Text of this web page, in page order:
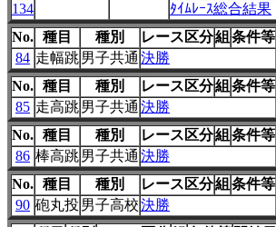
134
ﾀｲﾑﾚｰｽ総合結果
No. 種目 種別 レース区分組 条件等
84 走幅跳男子共通 決勝
No. 種目 種別 レース区分組 条件等
85 走高跳男子共通 決勝
No. 種目 種別 レース区分組 条件等
86 棒高跳男子共通 決勝
No. 種目 種別 レース区分組 条件等
90 砲丸投 男子高校決勝